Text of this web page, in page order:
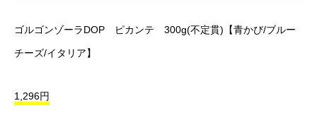
ゴルゴンゾーラDOP ピカンテ 300g(不定貫)【青かび/ブルー
チーズ/イタリア】
1,296円